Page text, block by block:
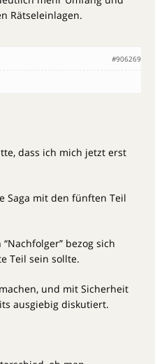
Rätseleinlagen.
#906269
dass ich mich jetzt erst
Saga mit den fünften Teil
bezog sich
Teil sein sollte.
und mit Sicherheit
ausgiebig diskutiert.